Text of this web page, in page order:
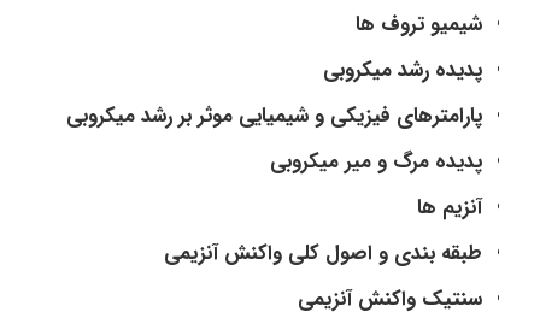
شیمیو تروف ها
پدیده رشد میکروبی
پارامترهای فیزیکی و شیمیایی موثر بر رشد میکروبی
پدیده مرگ و میر میکروبی
آنزیم ها
طبقه بندی و اصول کلی واکنش آنزیمی
سنتیک واکنش آنزیمی